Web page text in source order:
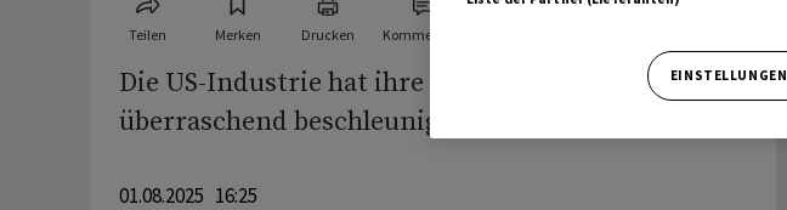
Teilen Merken Drucken Kommentare
Die US-Industrie hat ihre Talfahrt im Juli
überraschend beschleunigt.
01.08.2025 16:25
EINSTELLUNGEN